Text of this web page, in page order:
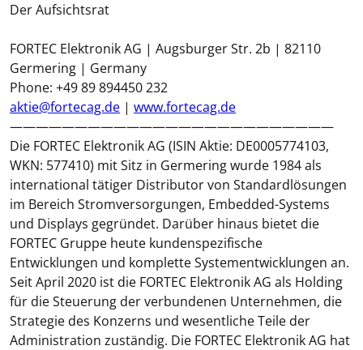
Der Aufsichtsrat
FORTEC Elektronik AG | Augsburger Str. 2b | 82110
Germering | Germany
Phone: +49 89 894450 232
aktie@fortecag.de | www.fortecag.de
—————————————————————————
Die FORTEC Elektronik AG (ISIN Aktie: DE0005774103,
WKN: 577410) mit Sitz in Germering wurde 1984 als
international tätiger Distributor von Standardlösungen
im Bereich Stromversorgungen, Embedded-Systems
und Displays gegründet. Darüber hinaus bietet die
FORTEC Gruppe heute kundenspezifische
Entwicklungen und komplette Systementwicklungen an.
Seit April 2020 ist die FORTEC Elektronik AG als Holding
für die Steuerung der verbundenen Unternehmen, die
Strategie des Konzerns und wesentliche Teile der
Administration zuständig. Die FORTEC Elektronik AG hat